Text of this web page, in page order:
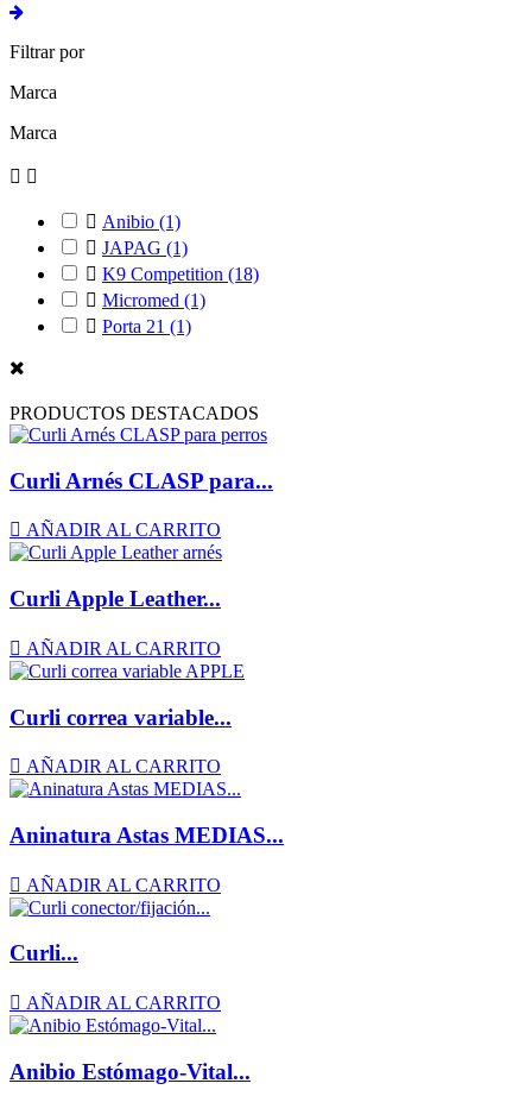
Filtrar por
Marca
Marca
 
 Anibio (1)
 JAPAG (1)
 K9 Competition (18)
 Micromed (1)
 Porta 21 (1)
PRODUCTOS DESTACADOS
Curli Arnés CLASP para...
 AÑADIR AL CARRITO
Curli Apple Leather...
 AÑADIR AL CARRITO
Curli correa variable...
 AÑADIR AL CARRITO
Aninatura Astas MEDIAS...
 AÑADIR AL CARRITO
Curli...
 AÑADIR AL CARRITO
Anibio Estómago-Vital...